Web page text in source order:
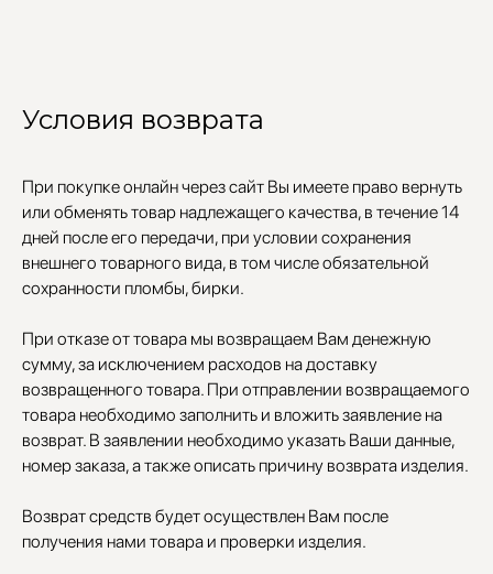
Условия возврата
При покупке онлайн через сайт Вы имеете право вернуть
или обменять товар надлежащего качества, в течение 14
дней после его передачи, при условии сохранения
внешнего товарного вида, в том числе обязательной
сохранности пломбы, бирки.
При отказе от товара мы возвращаем Вам денежную
сумму, за исключением расходов на доставку
возвращенного товара. При отправлении возвращаемого
товара необходимо заполнить и вложить заявление на
возврат. В заявлении необходимо указать Ваши данные,
номер заказа, а также описать причину возврата изделия.
Возврат средств будет осуществлен Вам после
получения нами товара и проверки изделия.
УЧАСТВУЙТЕ В НАШЕЙ
СИСТЕМЕ ЛОЯЛЬНОСТИ
КАТАЛОГ
Бодичейны
УСЛУГИ
Стилист на связи
Регистрация